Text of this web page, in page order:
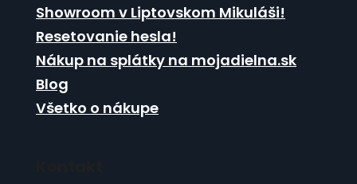
Showroom v Liptovskom Mikuláši!
Resetovanie hesla!
Nákup na splátky na mojadielna.sk
Blog
Všetko o nákupe